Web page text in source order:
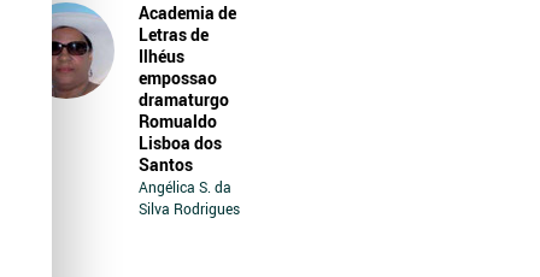
Academia de
Letras de
Ilhéus
empossao
dramaturgo
Romualdo
Lisboa dos
Santos
Angélica S. da
Silva Rodrigues